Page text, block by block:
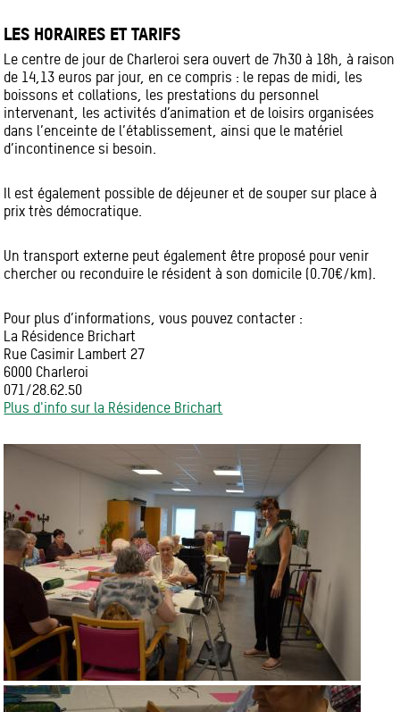
LES HORAIRES ET TARIFS
Le centre de jour de Charleroi sera ouvert de 7h30 à 18h, à raison
de 14,13 euros par jour, en ce compris : le repas de midi, les
boissons et collations, les prestations du personnel
intervenant, les activités d’animation et de loisirs organisées
dans l’enceinte de l’établissement, ainsi que le matériel
d’incontinence si besoin.
Il est également possible de déjeuner et de souper sur place à
prix très démocratique.
Un transport externe peut également être proposé pour venir
chercher ou reconduire le résident à son domicile (0.70€/km).
Pour plus d’informations, vous pouvez contacter :
La Résidence Brichart
Rue Casimir Lambert 27
6000 Charleroi
071/28.62.50
Plus d'info sur la Résidence Brichart